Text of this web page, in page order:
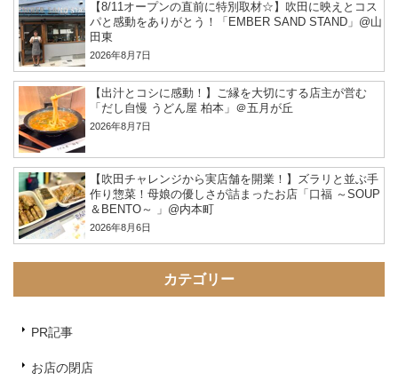
【8/11オープンの直前に特別取材☆】吹田に映えとコス
パと感動をありがとう！「EMBER SAND STAND」@山
田東
2026年8月7日
【出汁とコシに感動！】ご縁を大切にする店主が営む
「だし自慢 うどん屋 柏本」＠五月が丘
2026年8月7日
【吹田チャレンジから実店舗を開業！】ズラリと並ぶ手
作り惣菜！母娘の優しさが詰まったお店「口福 ～SOUP
＆BENTO～ 」@内本町
2026年8月6日
カテゴリー
PR記事
お店の閉店